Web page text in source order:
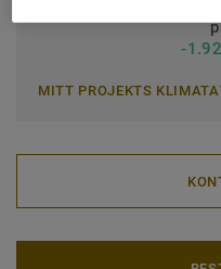
-
MITT PROJEKTS